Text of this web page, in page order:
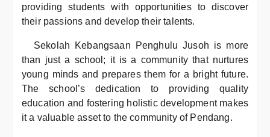
providing students with opportunities to discover
their passions and develop their talents.
Sekolah Kebangsaan Penghulu Jusoh is more
than just a school; it is a community that nurtures
young minds and prepares them for a bright future.
The school’s dedication to providing quality
education and fostering holistic development makes
it a valuable asset to the community of Pendang.